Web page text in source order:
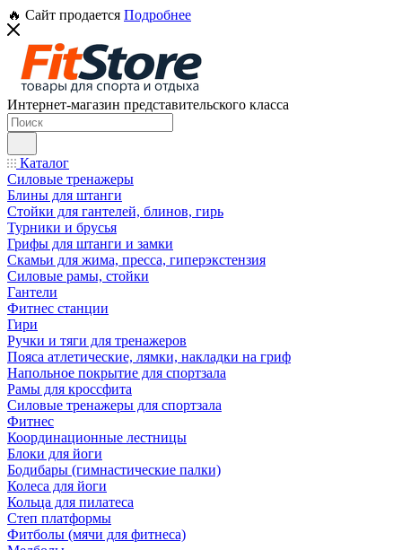
🔥 Сайт продается Подробнее
Интернет-магазин представительского класса
Каталог
Силовые тренажеры
Блины для штанги
Стойки для гантелей, блинов, гирь
Турники и брусья
Грифы для штанги и замки
Скамьи для жима, пресса, гиперэкстензия
Силовые рамы, стойки
Гантели
Фитнес станции
Гири
Ручки и тяги для тренажеров
Пояса атлетические, лямки, накладки на гриф
Напольное покрытие для спортзала
Рамы для кроссфита
Силовые тренажеры для спортзала
Фитнес
Координационные лестницы
Блоки для йоги
Бодибары (гимнастические палки)
Колеса для йоги
Кольца для пилатеса
Степ платформы
Фитболы (мячи для фитнеса)